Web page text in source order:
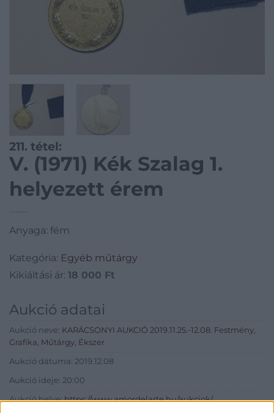
211. tétel:
V. (1971) Kék Szalag 1.
helyezett érem
Anyaga: fém
Kategória: Egyéb műtárgy
Kikiáltási ár: 18 000 Ft
Aukció adatai
Aukció neve: KARÁCSONYI AUKCIÓ 2019.11.25.-12.08. Festmény,
Grafika, Műtárgy, Ékszer
Aukció dátuma: 2019.12.08
Aukció ideje: 20:00
Aukció helye:https://www.amordelarte.hu/aukciok/